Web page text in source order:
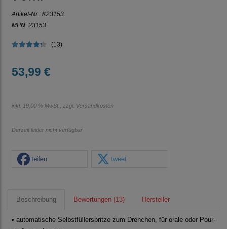
Artikel-Nr.: K23153
MPN: 23153
(13)
53,99 €
inkl. 19,00 % MwSt., zzgl. Versandkosten
Derzeit leider nicht verfügbar
teilen tweet
Beschreibung Bewertungen (13) Hersteller
• automatische Selbstfüllerspritze zum Drenchen, für orale oder Pour-